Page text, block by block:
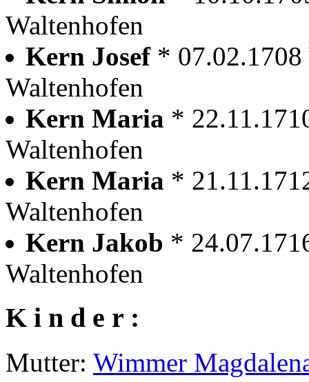
Waltenhofen
Kern Josef * 07.02.1708
Waltenhofen
Kern Maria *
Waltenhofen
Kern Maria *
Waltenhofen
Kern Jakob *
Waltenhofen
K i n d e r :
Mutter: Wimmer